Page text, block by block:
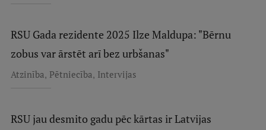
EURAXESS RSU kontaktpunkts
EATRIS koordinators Latvijā
RSU Gada rezidente 2025 Ilze Maldupa: "Bērnu
zobus var ārstēt arī bez urbšanas"
Atzinība, Pētniecība, Intervijas
RSU jau desmito gadu pēc kārtas ir Latvijas